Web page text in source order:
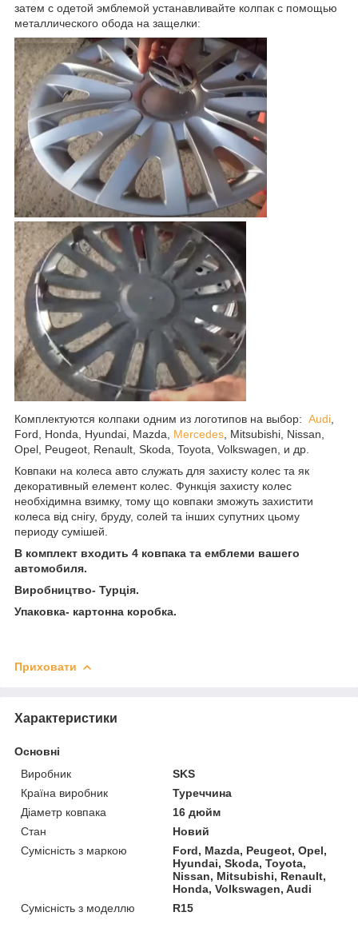
затем с одетой эмблемой устанавливайте колпак с помощью
металлического обода на защелки:
Комплектуются колпаки одним из логотипов на выбор: Audi
Ford, Honda, Hyundai, Mazda, Mercedes , Mitsubishi, Nissan,
Opel, Peugeot, Renault, Skoda, Toyota, Volkswagen, и др.
Ковпаки на колеса авто служать для захисту колес та як
декоративный елемент колес. Функція захисту колес
необхідимна взимку, тому що ковпаки зможуть захистити
колеса від снігу, бруду, солей та інших супутних цьому
периоду сумішей.
В комплект входить 4 ковпака та емблеми вашего
автомобиля.
Виробництво- Турція.
Упаковка- картонна коробка.
Приховати
Характеристики
Основні
Виробник
SKS
Країна виробник
Туреччина
Діаметр ковпака
16 дюйм
Стан
Новий
Сумісність з маркою
Ford, Mazda, Peugeot, Opel,
Hyundai, Skoda, Toyota,
Nissan, Mitsubishi, Renault,
Honda, Volkswagen, Audi
Сумісність з моделлю
R15